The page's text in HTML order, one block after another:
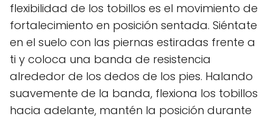
flexibilidad de los tobillos es el movimiento de
fortalecimiento en posición sentada. Siéntate
en el suelo con las piernas estiradas frente a
ti y coloca una banda de resistencia
alrededor de los dedos de los pies. Halando
suavemente de la banda, flexiona los tobillos
hacia adelante, mantén la posición durante